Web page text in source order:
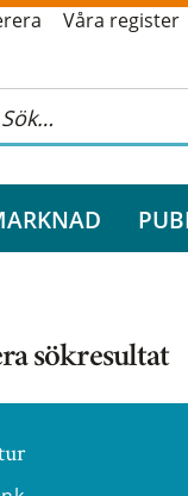
Våra register
sökresultat